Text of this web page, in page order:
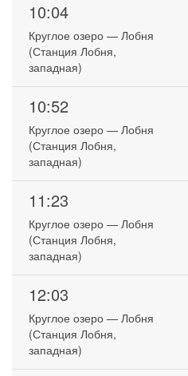
10:04
Круглое озеро — Лобня
(Станция Лобня,
западная)
10:52
Круглое озеро — Лобня
(Станция Лобня,
западная)
11:23
Круглое озеро — Лобня
(Станция Лобня,
западная)
12:03
Круглое озеро — Лобня
(Станция Лобня,
западная)